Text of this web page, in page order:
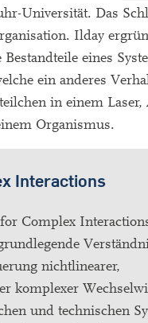
Universität. Das
Ilday
eines
ein anderes
in einem
Organismus.
Interactions
Complex
nichtlinearer,
komplexer
und technischen